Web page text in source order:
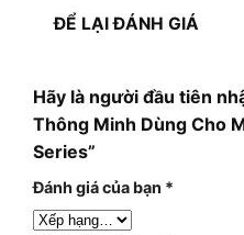
ĐỂ LẠI ĐÁNH GIÁ
Hãy là người đầu tiên
Thông Minh Dùng Cho
Series”
Đánh giá của bạn *